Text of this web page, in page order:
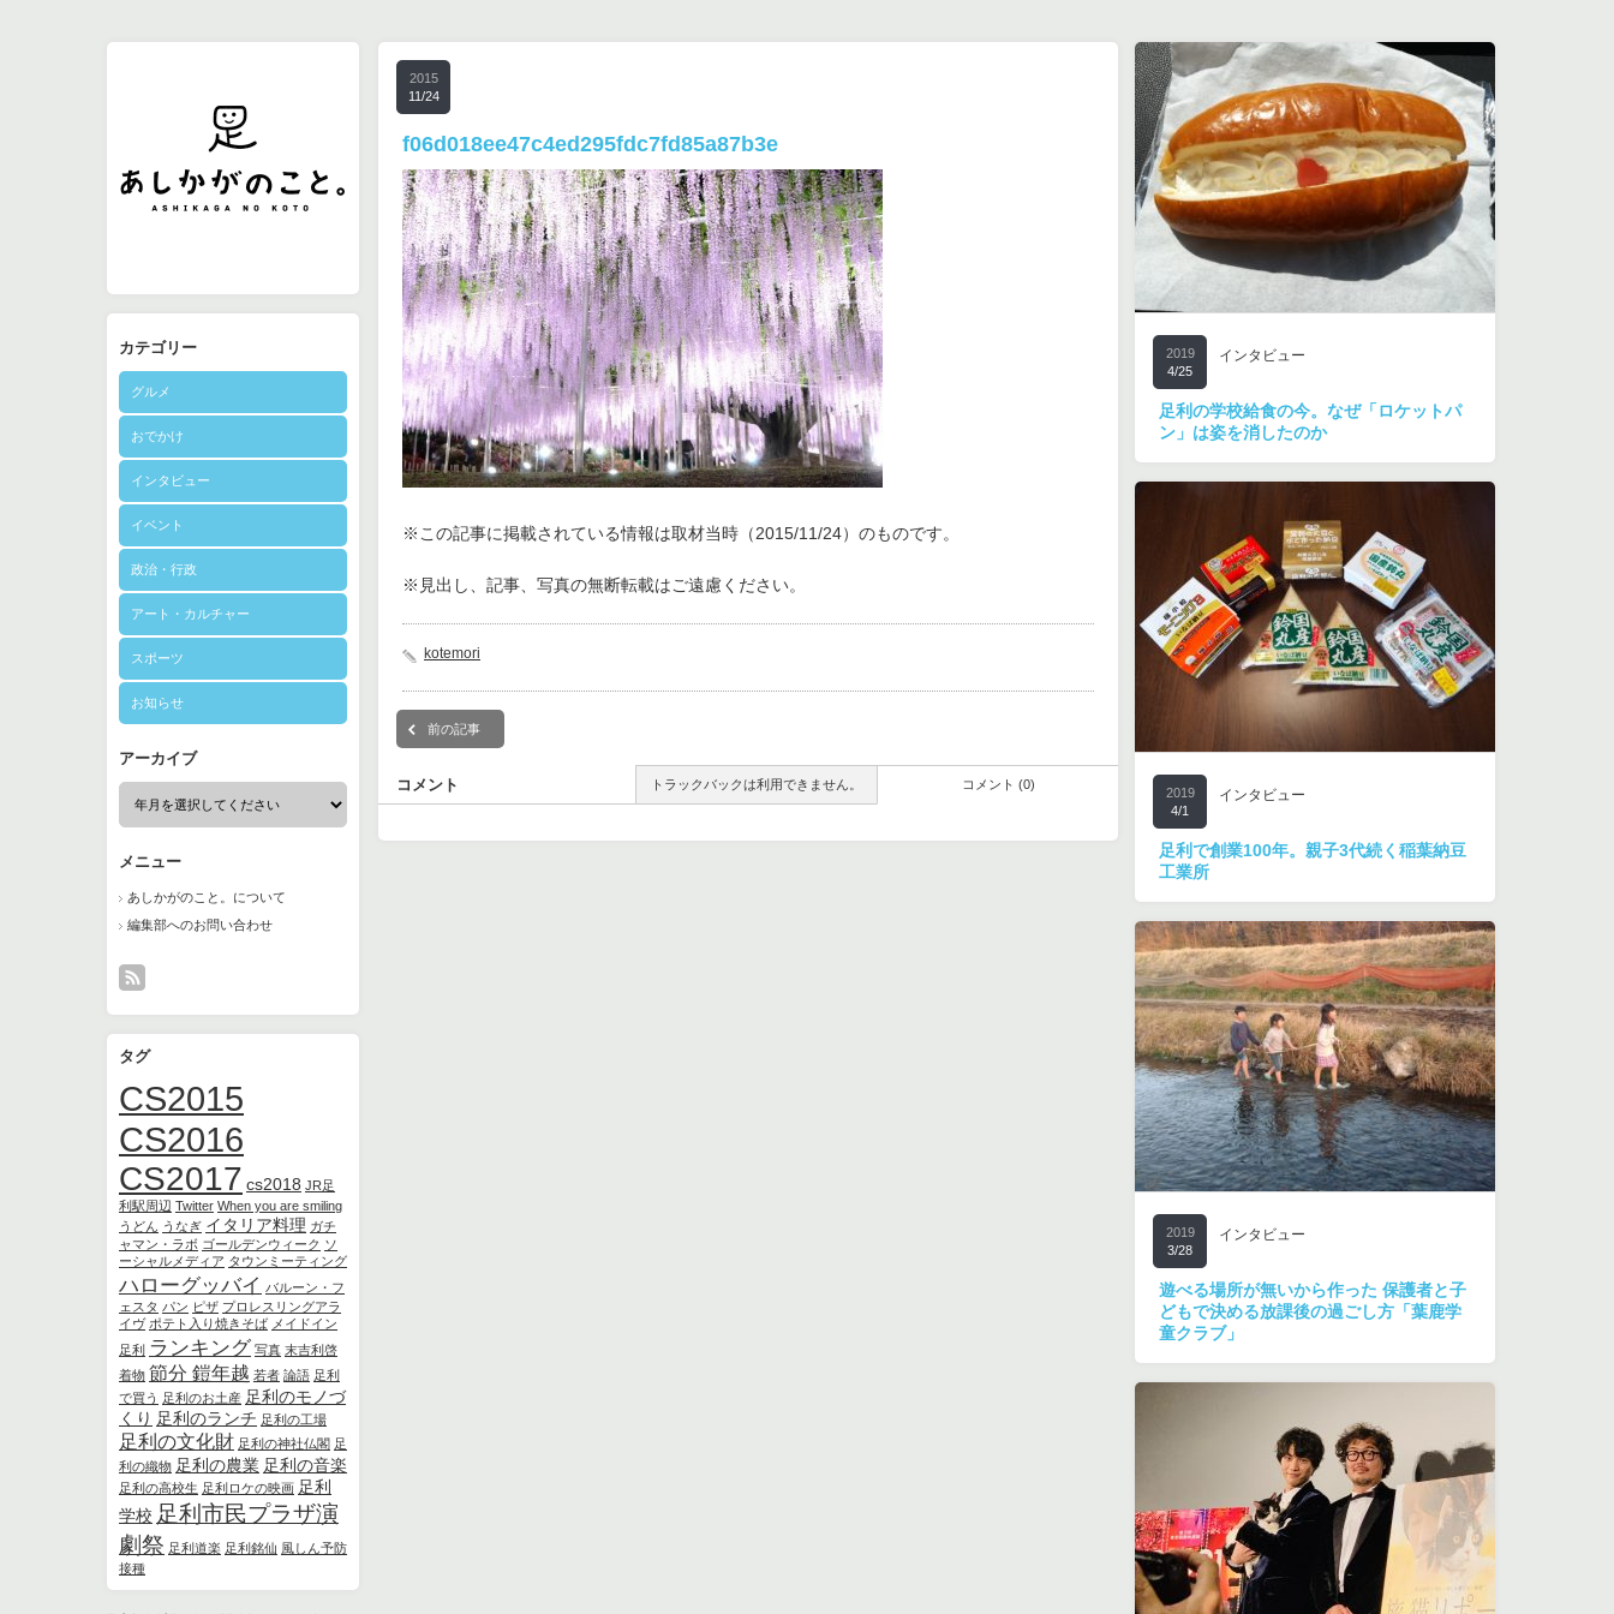
カテゴリー
グルメ
おでかけ
インタビュー
イベント
政治・行政
アート・カルチャー
スポーツ
お知らせ
アーカイブ
メニュー
あしかがのこと。について
編集部へのお問い合わせ
タグ
CS2015
CS2016
CS2017 cs2018 JR足
利駅周辺 Twitter When you are smiling
うどん うなぎ イタリア料理 ガチ
ャマン・ラボ ゴールデンウィーク ソ
ーシャルメディア タウンミーティング
ハローグッバイ バルーン・フ
ェスタ パン ピザ プロレスリングアラ
イヴ ポテト入り焼きそば メイドイン
足利 ランキング 写真 末吉利啓
着物 節分 鎧年越 若者 論語 足利
で買う 足利のお土産 足利のモノづ
くり 足利のランチ 足利の工場
足利の文化財 足利の神社仏閣 足
利の織物 足利の農業 足利の音楽
足利の高校生 足利ロケの映画 足利
学校 足利市民プラザ演
劇祭 足利道楽 足利銘仙 風しん予防
接種
2015
11/24
f06d018ee47c4ed295fdc7fd85a87b3e
※この記事に掲載されている情報は取材当時（2015/11/24）のものです。
※見出し、記事、写真の無断転載はご遠慮ください。
kotemori
前の記事
コメント トラックバックは利用できません。 コメント (0)
2019
4/25
インタビュー
足利の学校給食の今。なぜ「ロケットパ
ン」は姿を消したのか
2019
4/1
インタビュー
足利で創業100年。親子3代続く稲葉納豆
工業所
2019
3/28
インタビュー
遊べる場所が無いから作った 保護者と子
どもで決める放課後の過ごし方「葉鹿学
童クラブ」